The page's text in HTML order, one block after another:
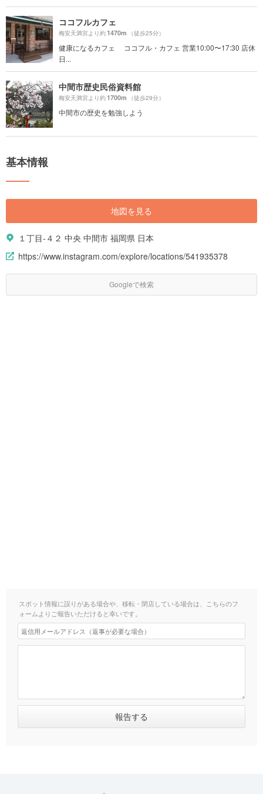
ココフルカフェ
梅安天満宮より約1470m （徒歩25分）
健康になるカフェ ココフル・カフェ 営業10:00〜17:30 店休
日...
中間市歴史民俗資料館
梅安天満宮より約1700m （徒歩29分）
中間市の歴史を勉強しよう
基本情報
地図を見る
１丁目-４２ 中央 中間市 福岡県 日本
https://www.instagram.com/explore/locations/541935378
Googleで検索
スポット情報に誤りがある場合や、移転・閉店している場合は、こちらのフ
ォームよりご報告いただけると幸いです。